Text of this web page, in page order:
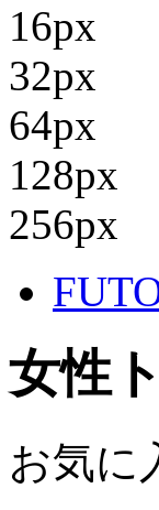
16px
32px
64px
128px
256px
女性
お気に